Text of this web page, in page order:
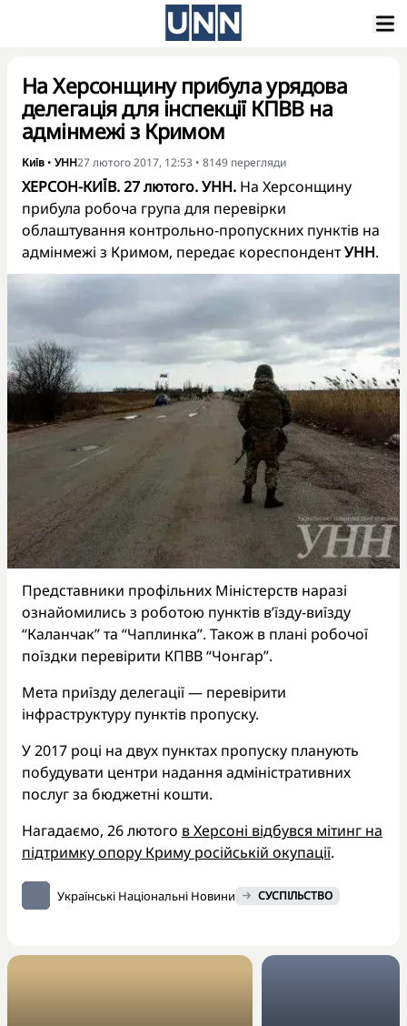
На Херсонщину прибула урядова
делегація для інспекції КПВВ на
адмінмежі з Кримом
Київ • УНН27 лютого 2017, 12:53 • 8149 перегляди
ХЕРСОН-КИЇВ. 27 лютого. УНН. На Херсонщину
прибула робоча група для перевірки
облаштування контрольно-пропускних пунктів на
адмінмежі з Кримом, передає кореспондентУНН.
Представники профільних Міністерств наразі
ознайомились з роботою пунктів в’їзду-виїзду
“Каланчак” та “Чаплинка”. Також в плані робочої
поїздки перевірити КПВВ “Чонгар”.
Мета приїзду делегації — перевірити
інфраструктуру пунктів пропуску.
У 2017 році на двух пунктах пропуску планують
побудувати центри надання адміністративних
послуг за бюджетні кошти.
Нагадаємо, 26 лютого в Херсоні відбувся мітинг на
підтримку опору Криму російській окупації.
Українські Національні Новини СУСПІЛЬСТВО